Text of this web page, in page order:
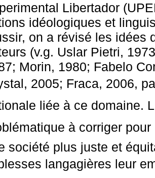
Libertador
idéologiques et
on a révisé les idées
(v.g. Uslar Pietri,
Morin, 1980; Fabelo
2005; Fraca, 2006,
liée à ce domaine.
à corriger
société plus juste et
langagières leur